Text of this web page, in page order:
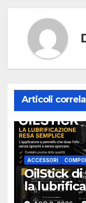
Articoli
ACCESSORI
OilStick
la